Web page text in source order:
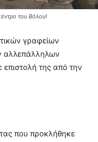
του Βόλου!
γραφείων
αλλεπάλληλων
της από την
που προκλήθηκε